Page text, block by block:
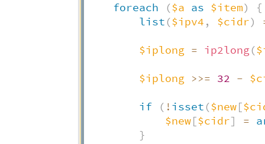
foreach ($a as $item)
{
list ($ipv4 , $cidr)
$iplong = ip2long(
$iplong >>= 32 -
if ( ! isset ($new[
$new[$cidr] =
}